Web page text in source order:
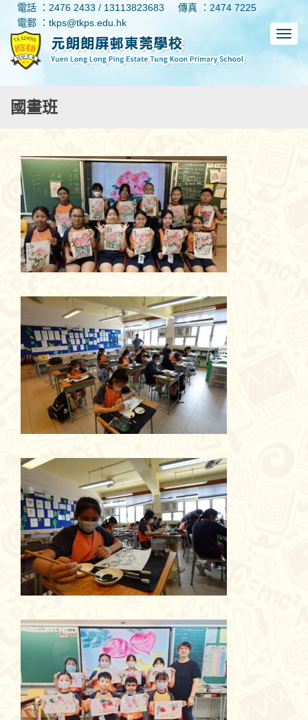
電話 ：2476 2433 / 13113823683
傳真 ：2474 7225
電郵 ：tkps@tkps.edu.hk
國畫班